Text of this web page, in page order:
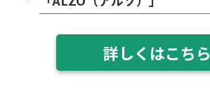
詳しくはこちら